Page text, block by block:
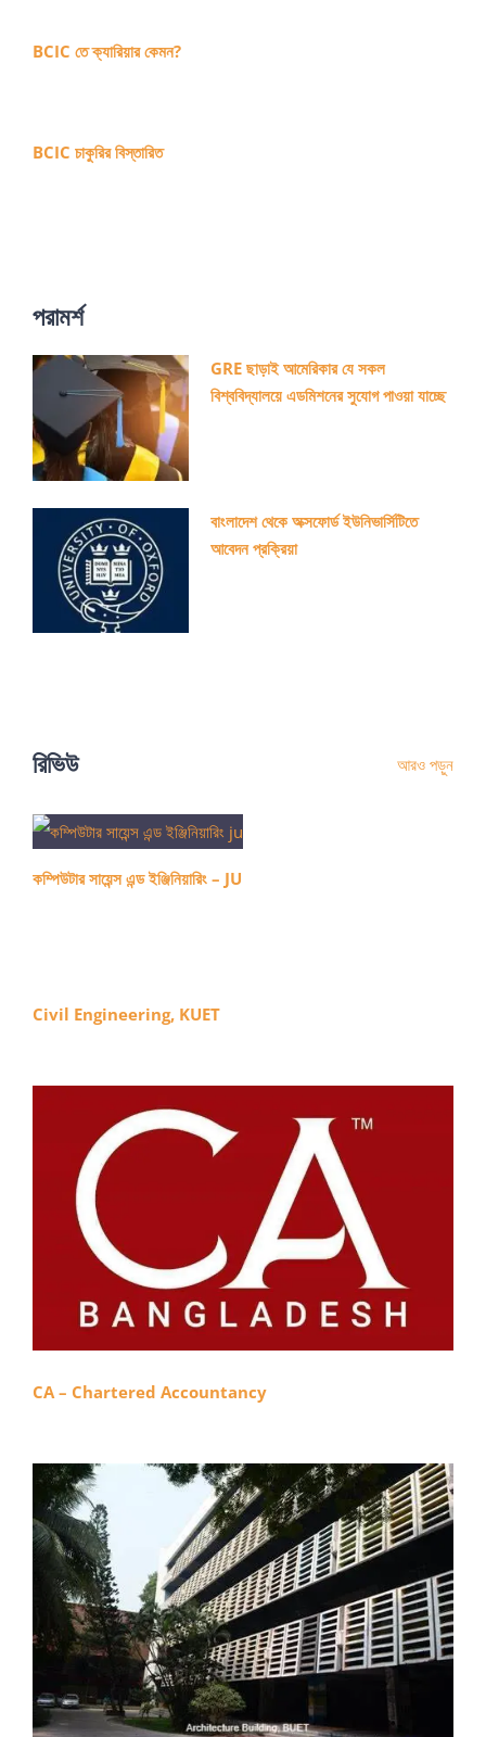
BCIC তে ক্যারিয়ার কেমন?
BCIC চাকুরির বিস্তারিত
পরামর্শ
GRE ছাড়াই আমেরিকার যে সকল
বিশ্ববিদ্যালয়ে এডমিশনের সুযোগ পাওয়া যাচ্ছে
বাংলাদেশ থেকে অক্সফোর্ড ইউনিভার্সিটিতে
আবেদন প্রক্রিয়া
রিভিউ আরও পড়ুন
কম্পিউটার সায়েন্স এন্ড ইঞ্জিনিয়ারিং – JU
Civil Engineering, KUET
CA – Chartered Accountancy